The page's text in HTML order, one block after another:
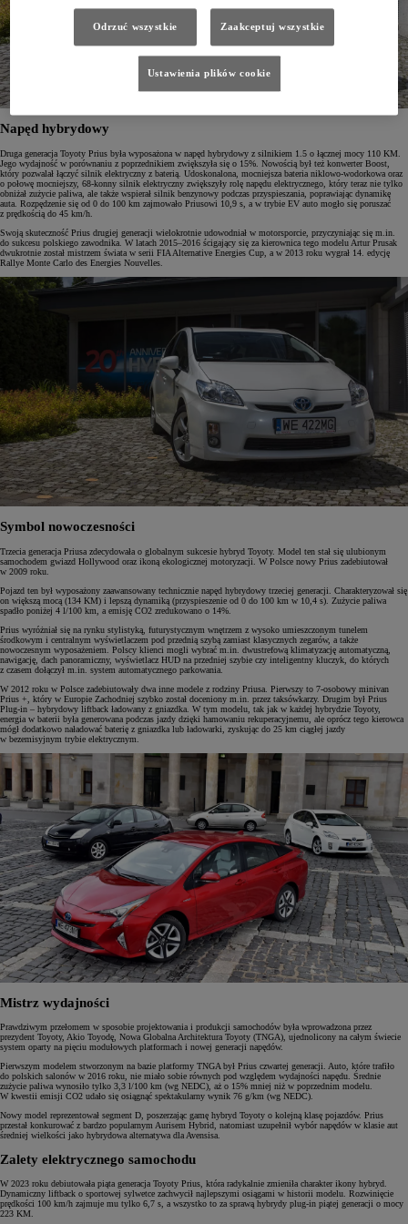
Napęd hybrydowy
Druga generacja Toyoty Prius była wyposażona w napęd hybrydowy z silnikiem 1.5 o łącznej mocy 110 KM.
Jego wydajność w porównaniu z poprzednikiem zwiększyła się o 15%. Nowością był też konwerter Boost,
który pozwalał łączyć silnik elektryczny z baterią. Udoskonalona, mocniejsza bateria niklowo-wodorkowa oraz
o połowę mocniejszy, 68-konny silnik elektryczny zwiększyły rolę napędu elektrycznego, który teraz nie tylko
obniżał zużycie paliwa, ale także wspierał silnik benzynowy podczas przyspieszania, poprawiając dynamikę
auta. Rozpędzenie się od 0 do 100 km zajmowało Priusowi 10,9 s, a w trybie EV auto mogło się poruszać
z prędkością do 45 km/h.
Swoją skuteczność Prius drugiej generacji wielokrotnie udowodniał w motorsporcie, przyczyniając się m.in.
do sukcesu polskiego zawodnika. W latach 2015–2016 ścigający się za kierownica tego modelu Artur Prusak
dwukrotnie został mistrzem świata w serii FIA Alternative Energies Cup, a w 2013 roku wygrał 14. edycję
Rallye Monte Carlo des Energies Nouvelles.
Symbol nowoczesności
Trzecia generacja Priusa zdecydowała o globalnym sukcesie hybryd Toyoty. Model ten stał się ulubionym
samochodem gwiazd Hollywood oraz ikoną ekologicznej motoryzacji. W Polsce nowy Prius zadebiutował
w 2009 roku.
Pojazd ten był wyposażony zaawansowany technicznie napęd hybrydowy trzeciej generacji. Charakteryzował się
on większą mocą (134 KM) i lepszą dynamiką (przyspieszenie od 0 do 100 km w 10,4 s). Zużycie paliwa
spadło poniżej 4 l/100 km, a emisję CO2 zredukowano o 14%.
Prius wyróżniał się na rynku stylistyką, futurystycznym wnętrzem z wysoko umieszczonym tunelem
środkowym i centralnym wyświetlaczem pod przednią szybą zamiast klasycznych zegarów, a także
nowoczesnym wyposażeniem. Polscy klienci mogli wybrać m.in. dwustrefową klimatyzację automatyczną,
nawigację, dach panoramiczny, wyświetlacz HUD na przedniej szybie czy inteligentny kluczyk, do których
z czasem dołączył m.in. system automatycznego parkowania.
W 2012 roku w Polsce zadebiutowały dwa inne modele z rodziny Priusa. Pierwszy to 7-osobowy minivan
Prius +, który w Europie Zachodniej szybko został doceniony m.in. przez taksówkarzy. Drugim był Prius
Plug-in – hybrydowy liftback ładowany z gniazdka. W tym modelu, tak jak w każdej hybrydzie Toyoty,
energia w baterii była generowana podczas jazdy dzięki hamowaniu rekuperacyjnemu, ale oprócz tego kierowca
mógł dodatkowo naładować baterię z gniazdka lub ładowarki, zyskując do 25 km ciągłej jazdy
w bezemisyjnym trybie elektrycznym.
Mistrz wydajności
Prawdziwym przełomem w sposobie projektowania i produkcji samochodów była wprowadzona przez
prezydent Toyoty, Akio Toyodę, Nowa Globalna Architektura Toyoty (TNGA), ujednolicony na całym świecie
system oparty na pięciu modułowych platformach i nowej generacji napędów.
Pierwszym modelem stworzonym na bazie platformy TNGA był Prius czwartej generacji. Auto, które trafiło
do polskich salonów w 2016 roku, nie miało sobie równych pod względem wydajności napędu. Średnie
zużycie paliwa wynosiło tylko 3,3 l/100 km (wg NEDC), aż o 15% mniej niż w poprzednim modelu.
W kwestii emisji CO2 udało się osiągnąć spektakularny wynik 76 g/km (wg NEDC).
Nowy model reprezentował segment D, poszerzając gamę hybryd Toyoty o kolejną klasę pojazdów. Prius
przestał konkurować z bardzo popularnym Aurisem Hybrid, natomiast uzupełnił wybór napędów w klasie aut
średniej wielkości jako hybrydowa alternatywa dla Avensisa.
Zalety elektrycznego samochodu
W 2023 roku debiutowała piąta generacja Toyoty Prius, która radykalnie zmieniła charakter ikony hybryd.
Dynamiczny liftback o sportowej sylwetce zachwycił najlepszymi osiągami w historii modelu. Rozwinięcie
prędkości 100 km/h zajmuje mu tylko 6,7 s, a wszystko to za sprawą hybrydy plug-in piątej generacji o mocy
223 KM.
Odrzuć wszystkie Zaakceptuj wszystkie
Ustawienia plików cookie